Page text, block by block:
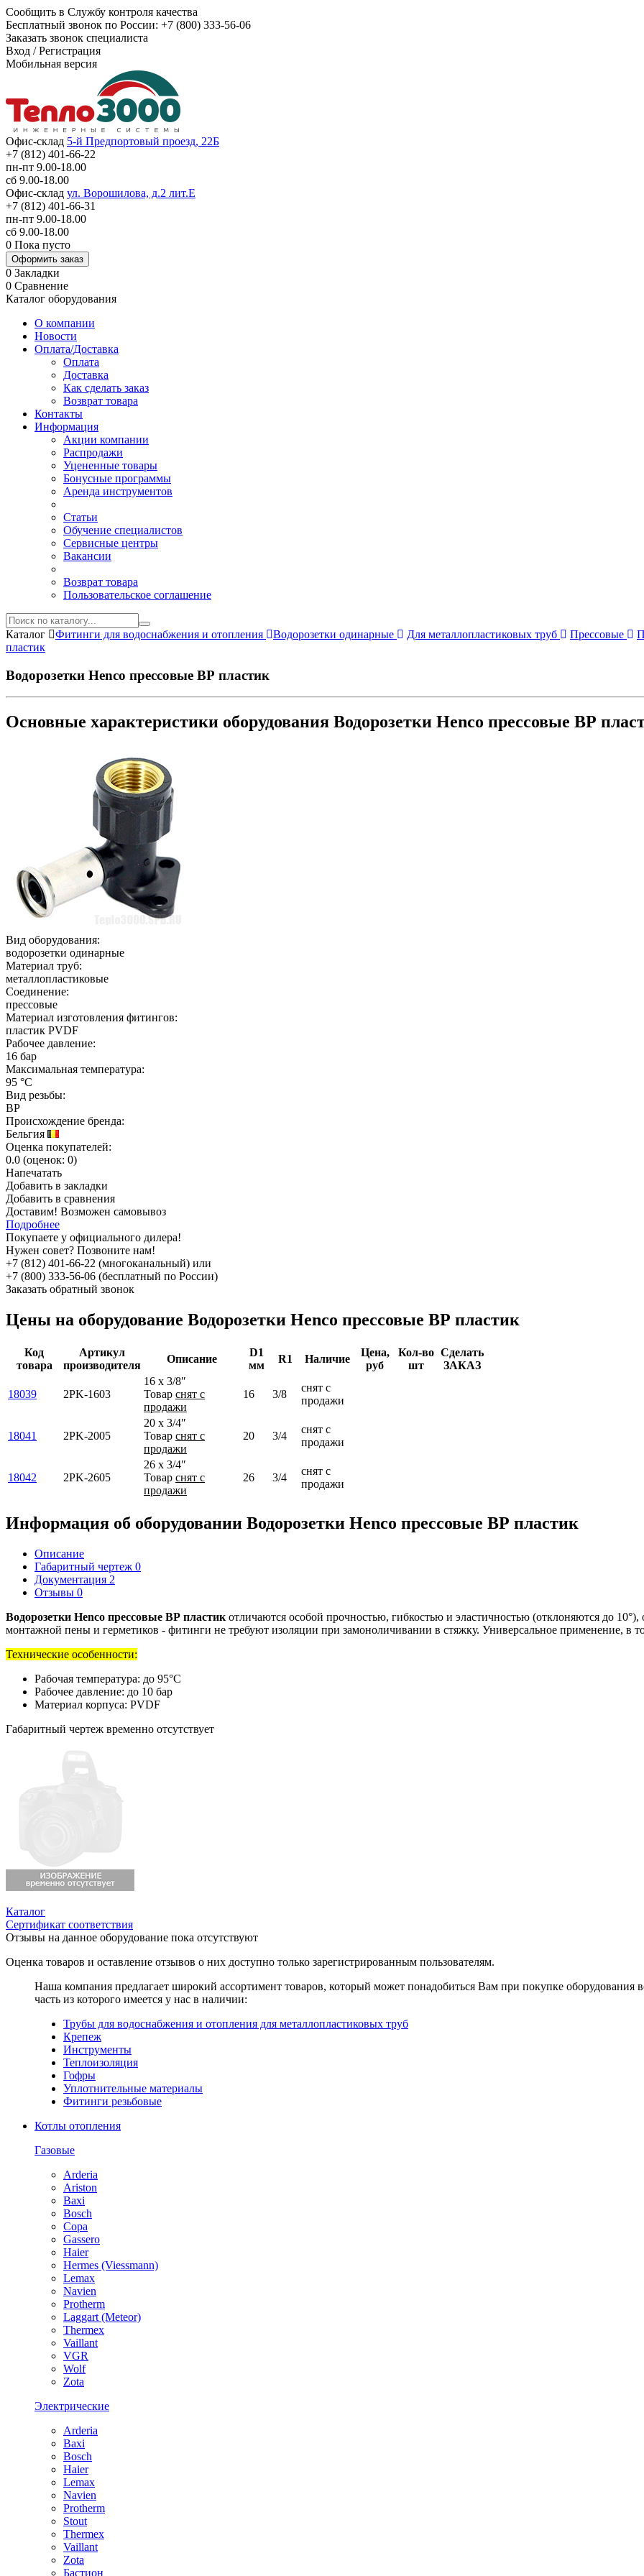
Сообщить в Службу контроля качества
Бесплатный звонок по России: +7 (800) 333-56-06
Заказать звонок специалиста
Вход /Регистрация
Мобильная версия
Офис-склад 5-й Предпортовый проезд, 22Б
+7 (812) 401-66-22
пн-пт 9.00-18.00
сб 9.00-18.00
Офис-склад ул. Ворошилова, д.2 лит.Е
+7 (812) 401-66-31
пн-пт 9.00-18.00
сб 9.00-18.00
0 Пока пусто
Оформить заказ
0 Закладки
0 Сравнение
Каталог оборудования
О компании
Новости
Оплата/Доставка
Оплата
Доставка
Как сделать заказ
Возврат товара
Контакты
Информация
Акции компании
Распродажи
Уцененные товары
Бонусные программы
Аренда инструментов
Статьи
Обучение специалистов
Сервисные центры
Вакансии
Возврат товара
Пользовательское соглашение
Каталог Фитинги для водоснабжения и отопления Водорозетки одинарные Для металлопластиковых труб Прессовые
пластик
Водорозетки Henco прессовые ВР пластик
Основные характеристики оборудования Водорозетки Henco прессовые ВР
Вид оборудования:
водорозетки одинарные
Материал труб:
металлопластиковые
Соединение:
прессовые
Материал изготовления фитингов:
пластик PVDF
Рабочее давление:
16 бар
Максимальная температура:
95 °C
Вид резьбы:
ВР
Происхождение бренда:
Бельгия
Оценка покупателей:
0.0 (оценок: 0)
Напечатать
Добавить в закладки
Добавить в сравнения
Доставим! Возможен самовывоз
Подробнее
Покупаете у официального дилера!
Нужен совет? Позвоните нам!
+7 (812) 401-66-22 (многоканальный) или
+7 (800) 333-56-06 (бесплатный по России)
Заказать обратный звонок
Цены на оборудование Водорозетки Henco прессовые ВР пластик
Код
товара
Артикул
производителя
Описание
D1
мм
R1 Наличие
Цена,
руб
Кол-во
шт
Сделать
ЗАКАЗ
18039 2PK-1603
16 х 3/8″
Товар снят с
продажи
16 3/8
снят с
продажи
18041 2PK-2005
20 х 3/4″
Товар снят с
продажи
20 3/4
снят с
продажи
18042 2PK-2605
26 х 3/4″
Товар снят с
продажи
26 3/4
снят с
продажи
Информация об оборудовании Водорозетки Henco прессовые ВР пластик
Описание
Габаритный чертеж 0
Документация 2
Отзывы 0
Водорозетки Henco прессовые ВР пластик отличаются особой прочностью, гибкостью и эластичностью (отклоняются до
монтажной пены и герметиков - фитинги не требуют изоляции при замоноличивании в стяжку. Универсальное применение, в
Технические особенности:
Рабочая температура: до 95°С
Рабочее давление: до 10 бар
Материал корпуса: PVDF
Габаритный чертеж временно отсутствует
Каталог
Сертификат соответствия
Отзывы на данное оборудование пока отсутствуют
Оценка товаров и оставление отзывов о них доступно только зарегистрированным пользователям.
Наша компания предлагает широкий ассортимент товаров, который может понадобиться Вам при покупке оборудования
часть из которого имеется у нас в наличии:
Трубы для водоснабжения и отопления для металлопластиковых труб
Крепеж
Инструменты
Теплоизоляция
Гофры
Уплотнительные материалы
Фитинги резьбовые
Котлы отопления
Газовые
Arderia
Ariston
Baxi
Bosch
Copa
Gassero
Haier
Hermes (Viessmann)
Lemax
Navien
Protherm
Laggart (Meteor)
Thermex
Vaillant
VGR
Wolf
Zota
Электрические
Arderia
Baxi
Bosch
Haier
Lemax
Navien
Protherm
Stout
Thermex
Vaillant
Zota
Бастион